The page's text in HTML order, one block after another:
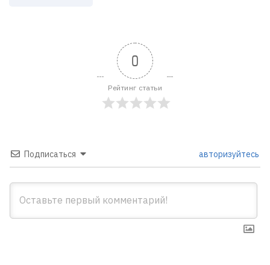
0
Рейтинг статьи
Подписаться авторизуйтесь